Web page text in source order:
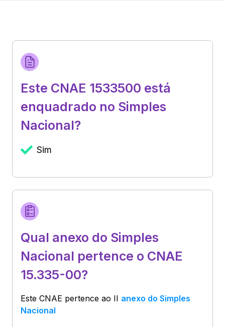
Este CNAE 1533500 está
enquadrado no Simples
Nacional?
Sim
Qual anexo do Simples
Nacional pertence o CNAE
15.335-00?
Este CNAE pertence ao II anexo do Simples
Nacional